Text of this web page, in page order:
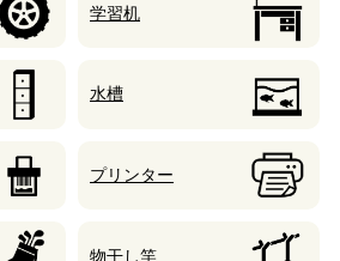
学習机
水槽
プリンター
物干し竿